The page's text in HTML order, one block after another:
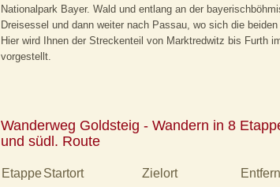
Nationalpark Bayer. Wald und entlang an der
Dreisessel und dann weiter nach Passau, wo sich die
Hier wird Ihnen der Streckenteil von Marktredwitz bis Furth
vorgestellt.
Wanderweg Goldsteig - Wandern in 8
und südl. Route
EtappeStartort Zielort